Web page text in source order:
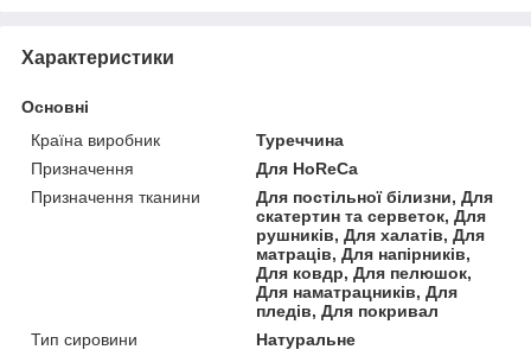
Характеристики
Основні
Країна виробник
Туреччина
Призначення
Для HoReCa
Призначення тканини
Для постільної білизни, Для
скатертин та серветок, Для
рушників, Для халатів, Для
матраців, Для напірників,
Для ковдр, Для пелюшок,
Для наматрацників, Для
пледів, Для покривал
Тип сировини
Натуральне